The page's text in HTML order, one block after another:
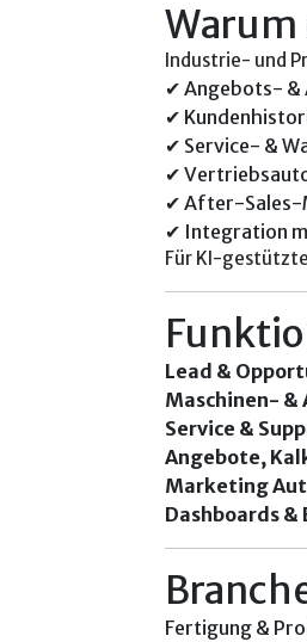
Industrie- und
✔ Angebots- &
✔
✔ Service- &
✔
✔ After-Sales-
✔ Integration
Für KI-
Lead &
Maschinen- &
Service &
Angebote,
Marketing
Dashboards
Fertigung &